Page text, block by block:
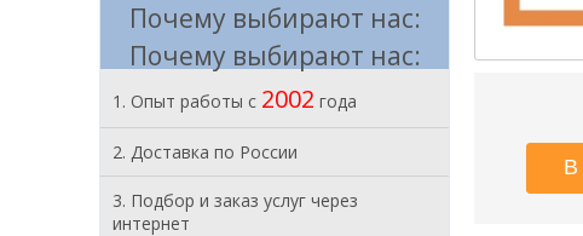
Почему выбирают нас:
Почему выбирают нас:
1. Опыт работы с 2002 года
2. Доставка по России
3. Подбор и заказ услуг через
интернет